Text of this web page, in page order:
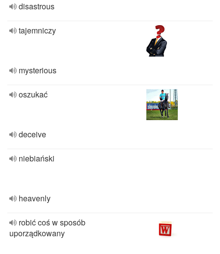
disastrous
tajemniczy
mysterious
oszukać
deceive
niebiański
heavenly
robić coś w sposób
uporządkowany